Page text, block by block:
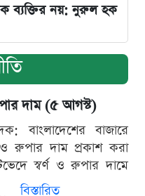
ব্যক্তির নয়: নুরুল হক
দাম (৫ আগস্ট)
বাংলাদেশের বাজারে
রুপার দাম প্রকাশ করা
স্বর্ণ ও রুপার দামে
বিস্তারিত